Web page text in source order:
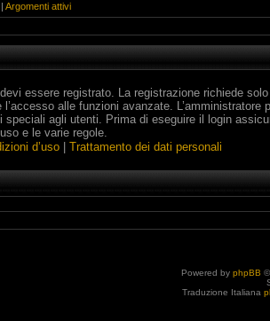
| Argomenti attivi
essere registrato. La registrazione richiede
alle funzioni avanzate. L’amministratore
speciali agli utenti. Prima di eseguire il login
e le varie regole.
d’uso
Trattamento dei dati personali
Powered by phpBB
Traduzione Italiana